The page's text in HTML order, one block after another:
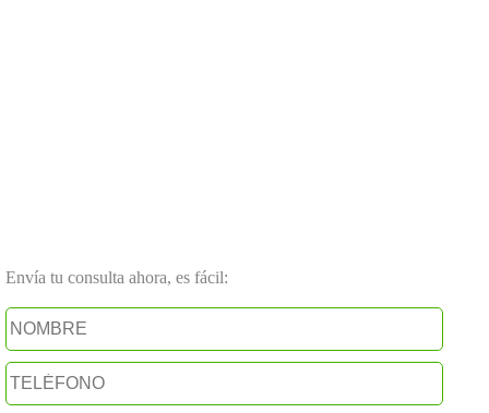
Envía tu consulta ahora, es fácil: